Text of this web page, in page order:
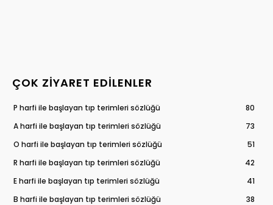
ÇOK ZIYARET EDILENLER
P harfi ile başlayan tıp terimleri sözlüğü
80
A harfi ile başlayan tıp terimleri sözlüğü
73
O harfi ile başlayan tıp terimleri sözlüğü
51
R harfi ile başlayan tıp terimleri sözlüğü
42
E harfi ile başlayan tıp terimleri sözlüğü
41
B harfi ile başlayan tıp terimleri sözlüğü
38